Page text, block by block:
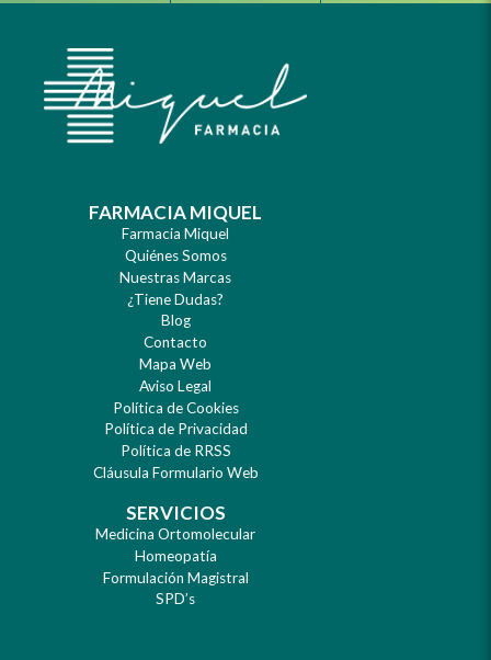
FARMACIA MIQUEL
Farmacia Miquel
Quiénes Somos
Nuestras Marcas
¿Tiene Dudas?
Blog
Contacto
Mapa Web
Aviso Legal
Política de Cookies
Política de Privacidad
Política de RRSS
Cláusula Formulario Web
SERVICIOS
Medicina Ortomolecular
Homeopatía
Formulación Magistral
SPD’s